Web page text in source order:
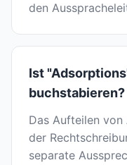
den
Ist
buchstabieren?
Das Aufteilen
der
separate